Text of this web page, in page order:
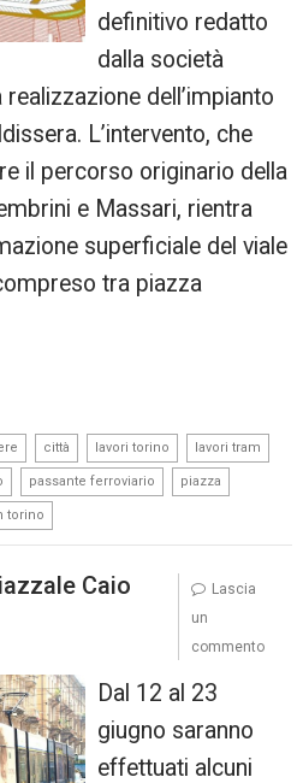
definitivo redatto
dalla società
dell’impianto
L’intervento, che
il percorso originario della
e Massari, rientra
superficiale del viale
tra piazza
città lavori torino lavori tram
passante ferroviario piazza
torino
Caio
Dal 12 al 23
giugno saranno
effettuati alcuni
Lascia
un
commento